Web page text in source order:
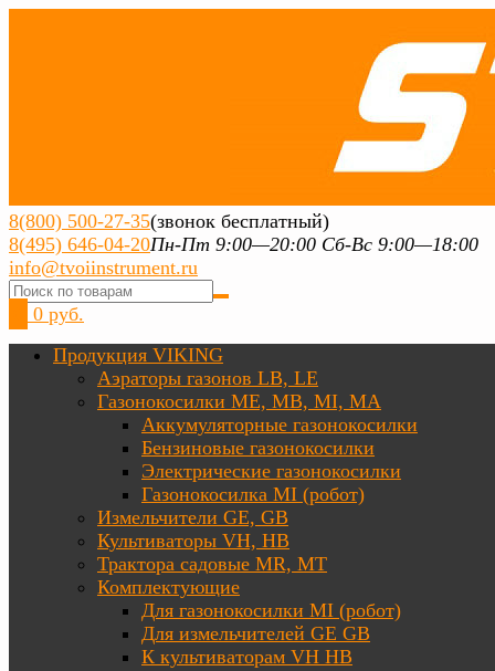
8(800) 500-27-35(звонок бесплатный)
8(495) 646-04-20Пн-Пт 9:00—20:00 Сб-Вс 9:00—18:00
info@tvoiinstrument.ru
0 руб.
Продукция VIKING
Аэраторы газонов LB, LE
Газонокосилки ME, MB, MI, MA
Аккумуляторные газонокосилки
Бензиновые газонокосилки
Электрические газонокосилки
Газонокосилка MI (робот)
Измельчители GE, GB
Культиваторы VH, HB
Трактора садовые MR, MT
Комплектующие
Для газонокосилки MI (робот)
Для измельчителей GE GB
К культиваторам VH HB